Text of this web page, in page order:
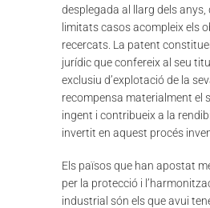
desplegada al llarg dels anys,
limitats casos acompleix els
recercats. La patent
jurídic que confereix al seu
exclusiu d’explotació de la
recompensa materialment el
ingent i contribueix a la
invertit en aquest procés
Els països que han apostat
per la protecció i
industrial són els que avui